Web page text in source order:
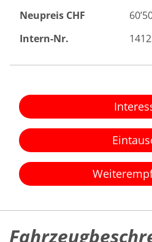
Neupreis CHF
Intern-Nr.